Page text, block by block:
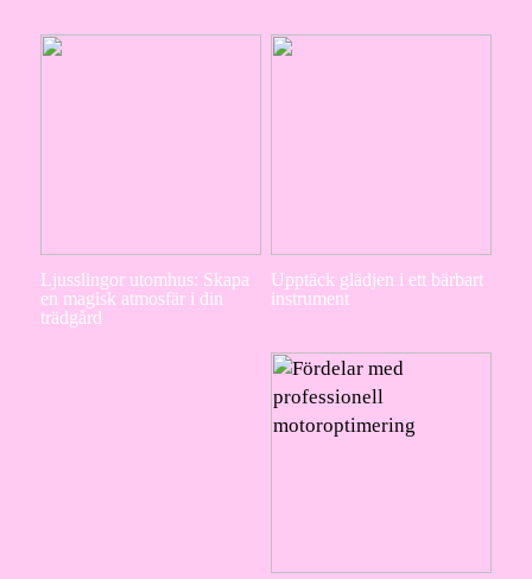
Ljusslingor utomhus: Skapa
en magisk atmosfär i din
trädgård
Upptäck glädjen i ett bärbart
instrument